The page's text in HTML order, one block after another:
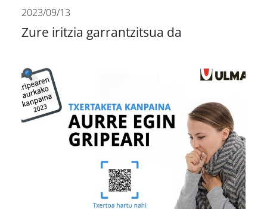
2023/09/13
Zure iritzia garrantzitsua da